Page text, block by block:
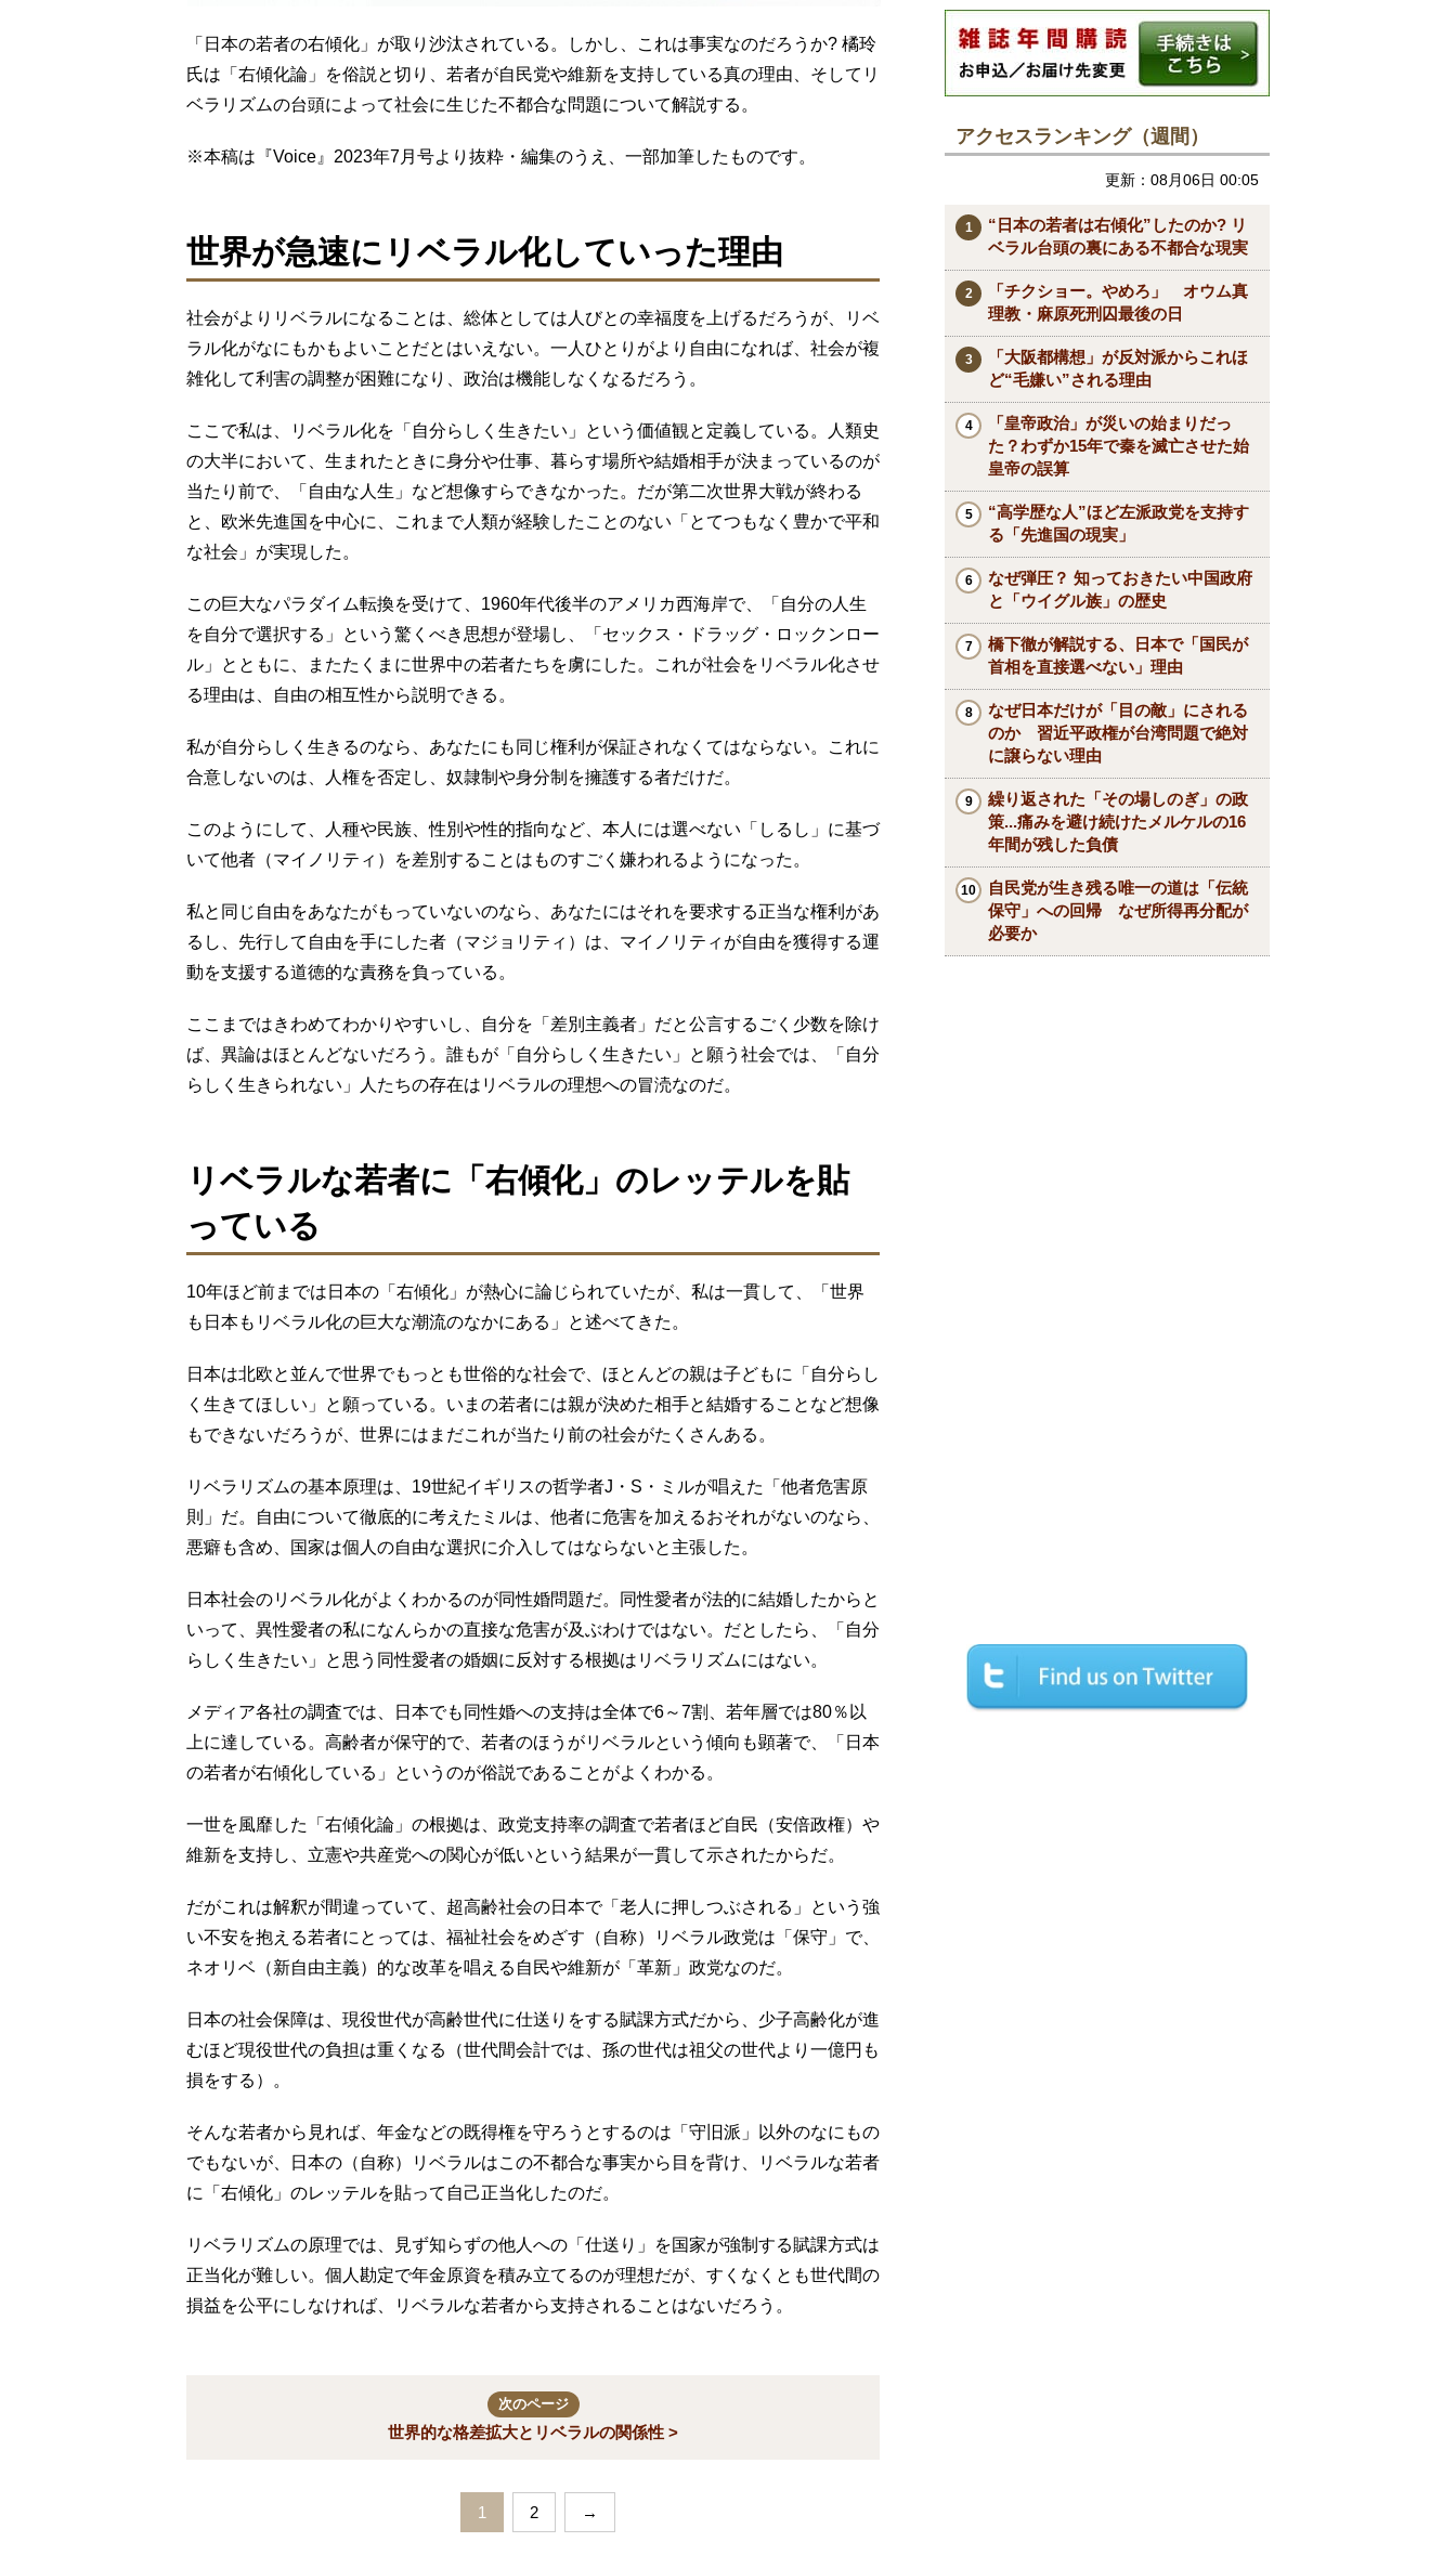
「日本の若者の右傾化」が取り沙汰されている。しかし、これは事実なのだろうか? 橘玲
氏は「右傾化論」を俗説と切り、若者が自民党や維新を支持している真の理由、そしてリ
ベラリズムの台頭によって社会に生じた不都合な問題について解説する。
※本稿は『Voice』2023年7月号より抜粋・編集のうえ、一部加筆したものです。
世界が急速にリベラル化していった理由
社会がよりリベラルになることは、総体としては人びとの幸福度を上げるだろうが、リベ
ラル化がなにもかもよいことだとはいえない。一人ひとりがより自由になれば、社会が複
雑化して利害の調整が困難になり、政治は機能しなくなるだろう。
ここで私は、リベラル化を「自分らしく生きたい」という価値観と定義している。人類史
の大半において、生まれたときに身分や仕事、暮らす場所や結婚相手が決まっているのが
当たり前で、「自由な人生」など想像すらできなかった。だが第二次世界大戦が終わる
と、欧米先進国を中心に、これまで人類が経験したことのない「とてつもなく豊かで平和
な社会」が実現した。
この巨大なパラダイム転換を受けて、1960年代後半のアメリカ西海岸で、「自分の人生
を自分で選択する」という驚くべき思想が登場し、「セックス・ドラッグ・ロックンロー
ル」とともに、またたくまに世界中の若者たちを虜にした。これが社会をリベラル化させ
る理由は、自由の相互性から説明できる。
私が自分らしく生きるのなら、あなたにも同じ権利が保証されなくてはならない。これに
合意しないのは、人権を否定し、奴隷制や身分制を擁護する者だけだ。
このようにして、人種や民族、性別や性的指向など、本人には選べない「しるし」に基づ
いて他者（マイノリティ）を差別することはものすごく嫌われるようになった。
私と同じ自由をあなたがもっていないのなら、あなたにはそれを要求する正当な権利があ
るし、先行して自由を手にした者（マジョリティ）は、マイノリティが自由を獲得する運
動を支援する道徳的な責務を負っている。
ここまではきわめてわかりやすいし、自分を「差別主義者」だと公言するごく少数を除け
ば、異論はほとんどないだろう。誰もが「自分らしく生きたい」と願う社会では、「自分
らしく生きられない」人たちの存在はリベラルの理想への冒涜なのだ。
リベラルな若者に「右傾化」のレッテルを貼
っている
10年ほど前までは日本の「右傾化」が熱心に論じられていたが、私は一貫して、「世界
も日本もリベラル化の巨大な潮流のなかにある」と述べてきた。
日本は北欧と並んで世界でもっとも世俗的な社会で、ほとんどの親は子どもに「自分らし
く生きてほしい」と願っている。いまの若者には親が決めた相手と結婚することなど想像
もできないだろうが、世界にはまだこれが当たり前の社会がたくさんある。
リベラリズムの基本原理は、19世紀イギリスの哲学者J・S・ミルが唱えた「他者危害原
則」だ。自由について徹底的に考えたミルは、他者に危害を加えるおそれがないのなら、
悪癖も含め、国家は個人の自由な選択に介入してはならないと主張した。
日本社会のリベラル化がよくわかるのが同性婚問題だ。同性愛者が法的に結婚したからと
いって、異性愛者の私になんらかの直接な危害が及ぶわけではない。だとしたら、「自分
らしく生きたい」と思う同性愛者の婚姻に反対する根拠はリベラリズムにはない。
メディア各社の調査では、日本でも同性婚への支持は全体で6～7割、若年層では80％以
上に達している。高齢者が保守的で、若者のほうがリベラルという傾向も顕著で、「日本
の若者が右傾化している」というのが俗説であることがよくわかる。
一世を風靡した「右傾化論」の根拠は、政党支持率の調査で若者ほど自民（安倍政権）や
維新を支持し、立憲や共産党への関心が低いという結果が一貫して示されたからだ。
だがこれは解釈が間違っていて、超高齢社会の日本で「老人に押しつぶされる」という強
い不安を抱える若者にとっては、福祉社会をめざす（自称）リベラル政党は「保守」で、
ネオリベ（新自由主義）的な改革を唱える自民や維新が「革新」政党なのだ。
日本の社会保障は、現役世代が高齢世代に仕送りをする賦課方式だから、少子高齢化が進
むほど現役世代の負担は重くなる（世代間会計では、孫の世代は祖父の世代より一億円も
損をする）。
そんな若者から見れば、年金などの既得権を守ろうとするのは「守旧派」以外のなにもの
でもないが、日本の（自称）リベラルはこの不都合な事実から目を背け、リベラルな若者
に「右傾化」のレッテルを貼って自己正当化したのだ。
リベラリズムの原理では、見ず知らずの他人への「仕送り」を国家が強制する賦課方式は
正当化が難しい。個人勘定で年金原資を積み立てるのが理想だが、すくなくとも世代間の
損益を公平にしなければ、リベラルな若者から支持されることはないだろう。
次のページ
世界的な格差拡大とリベラルの関係性 >
1 2 →
アクセスランキング（週間）
更新：08月06日 00:05
“日本の若者は右傾化”したのか? リ
ベラル台頭の裏にある不都合な現実
「チクショー。やめろ」 オウム真
理教・麻原死刑囚最後の日
「大阪都構想」が反対派からこれほ
ど“毛嫌い”される理由
「皇帝政治」が災いの始まりだっ
た？わずか15年で秦を滅亡させた始
皇帝の誤算
“高学歴な人”ほど左派政党を支持す
る「先進国の現実」
なぜ弾圧？ 知っておきたい中国政府
と「ウイグル族」の歴史
橋下徹が解説する、日本で「国民が
首相を直接選べない」理由
なぜ日本だけが「目の敵」にされる
のか 習近平政権が台湾問題で絶対
に譲らない理由
繰り返された「その場しのぎ」の政
策...痛みを避け続けたメルケルの16
年間が残した負債
自民党が生き残る唯一の道は「伝統
保守」への回帰 なぜ所得再分配が
必要か